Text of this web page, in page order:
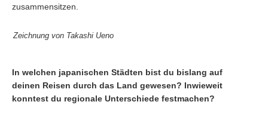
zusammensitzen.
Zeichnung von Takashi Ueno
In welchen japanischen Städten bist du bislang auf
deinen Reisen durch das Land gewesen? Inwieweit
konntest du regionale Unterschiede festmachen?